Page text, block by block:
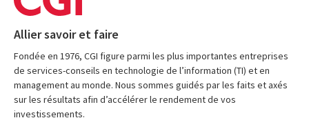
Allier savoir et faire
Fondée en 1976, CGI figure parmi les plus importantes entreprises
de services-conseils en technologie de l’information (TI) et en
management au monde. Nous sommes guidés par les faits et axés
sur les résultats afin d’accélérer le rendement de vos
investissements.